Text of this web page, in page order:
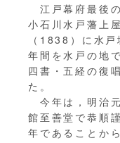
江戸幕府最後
小石川水戸藩上
（1838）に水
年間を水戸の地
四書・五経の復
た。
今年は，明治
館至善堂で恭順
年であることか